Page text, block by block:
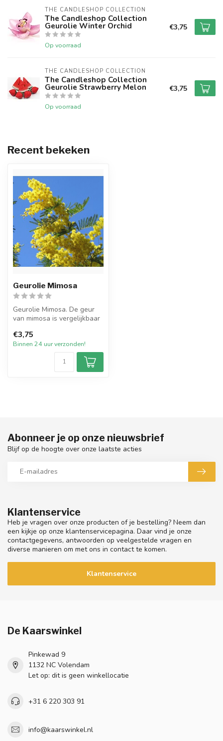
THE CANDLESHOP COLLECTION
The Candleshop Collection
Geurolie Winter Orchid
Op voorraad
€3,75
THE CANDLESHOP COLLECTION
The Candleshop Collection
Geurolie Strawberry Melon
Op voorraad
€3,75
Recent bekeken
Geurolie Mimosa
Geurolie Mimosa. De geur
van mimosa is vergelijkbaar
bloemig...
€3,75
Binnen 24 uur verzonden!
Klantenservice
Heb je vragen over onze producten of je bestelling? Neem dan
een kijkje op onze klantenservicepagina. Daar vind je onze
contactgegevens, antwoorden op veelgestelde vragen en
diverse manieren om met ons in contact te komen.
Klantenservice
Abonneer je op onze nieuwsbrief
Blijf op de hoogte over onze laatste acties
De Kaarswinkel
Pinkewad 9
1132 NC Volendam
Let op: dit is geen winkellocatie
+31 6 220 303 91
info@kaarswinkel.nl